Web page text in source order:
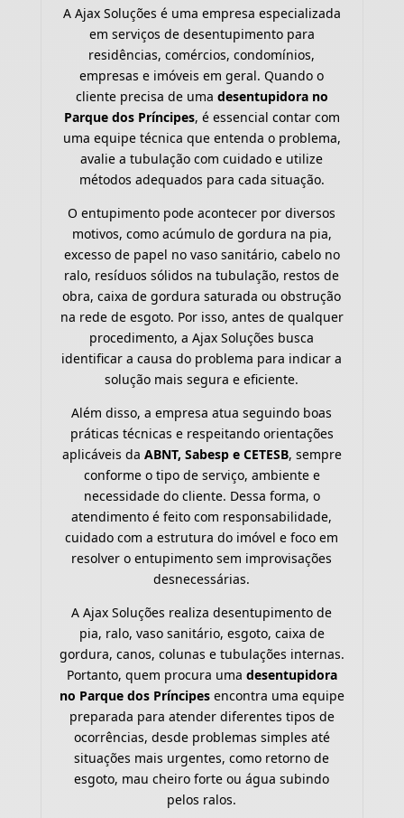
A Ajax Soluções é uma empresa especializada
em serviços de desentupimento para
residências, comércios, condomínios,
empresas e imóveis em geral. Quando o
cliente precisa de uma desentupidora no
Parque dos Príncipes, é essencial contar com
uma equipe técnica que entenda o problema,
avalie a tubulação com cuidado e utilize
métodos adequados para cada situação.
O entupimento pode acontecer por diversos
motivos, como acúmulo de gordura na pia,
excesso de papel no vaso sanitário, cabelo no
ralo, resíduos sólidos na tubulação, restos de
obra, caixa de gordura saturada ou obstrução
na rede de esgoto. Por isso, antes de qualquer
procedimento, a Ajax Soluções busca
identificar a causa do problema para indicar a
solução mais segura e eficiente.
Além disso, a empresa atua seguindo boas
práticas técnicas e respeitando orientações
aplicáveis da ABNT, Sabesp e CETESB, sempre
conforme o tipo de serviço, ambiente e
necessidade do cliente. Dessa forma, o
atendimento é feito com responsabilidade,
cuidado com a estrutura do imóvel e foco em
resolver o entupimento sem improvisações
desnecessárias.
A Ajax Soluções realiza desentupimento de
pia, ralo, vaso sanitário, esgoto, caixa de
gordura, canos, colunas e tubulações internas.
Portanto, quem procura uma desentupidora
no Parque dos Príncipesencontra uma equipe
preparada para atender diferentes tipos de
ocorrências, desde problemas simples até
situações mais urgentes, como retorno de
esgoto, mau cheiro forte ou água subindo
pelos ralos.